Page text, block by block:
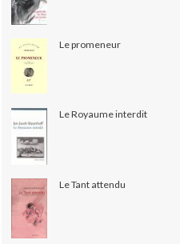
Le promeneur
Le Royaume interdit
Le Tant attendu